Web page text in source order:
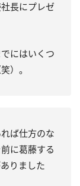
長にプレゼ
にはいくつ
）。
ば仕方のな
に葛藤する
りました